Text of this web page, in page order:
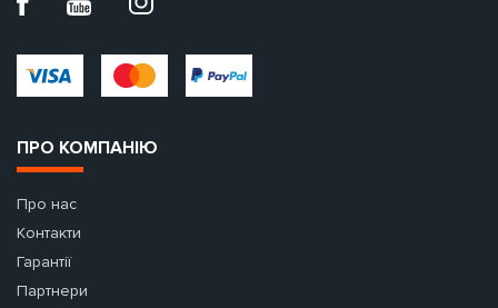
ПРО КОМПАНІЮ
Про нас
Контакти
Гарантії
Партнери